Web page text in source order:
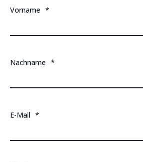
Vorname *
Nachname *
E-Mail *